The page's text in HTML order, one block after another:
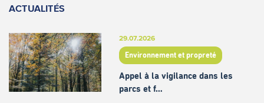
ACTUALITÉS
29.07.2026
Environnement et propreté
Appel à la vigilance dans les
parcs et f…